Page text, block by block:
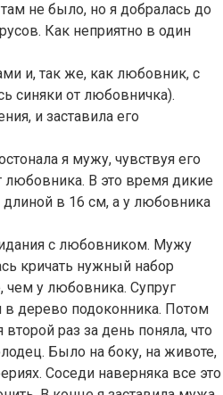
не было, но я добралась до
Как неприятно в один
и, так же, как любовник, с
синяки от любовничка).
и заставила его
я мужу, чувствуя его
любовника. В это время дикие
в 16 см, а у любовника
с любовником. Мужу
кричать нужный набор
чем у любовника. Супруг
в дерево подоконника. Потом
раз за день поняла, что
Было на боку, на животе,
Соседи наверняка все это